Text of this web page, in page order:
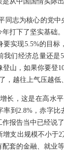
同志为核心的党
打下了坚实基础
实现5.5%的目标
我们经济总量还是
山，如果你要登
，越往上气压越
长，这是在高水
率到2.8%，赤字
作报告当中已经说
增支出规模不小于
套的金融、就业等